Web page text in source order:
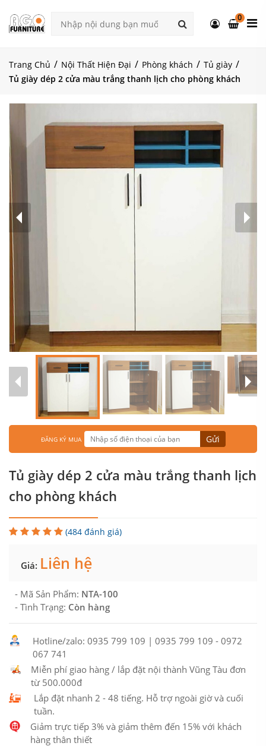
0
Trang Chủ Nội Thất Hiện Đại Phòng khách
Tủ giày
Tủ giày dép 2 cửa màu trắng thanh lịch cho phòng khách
ĐĂNG KÝ MUA Gửi
Tủ giày dép 2 cửa màu trắng thanh lịch
cho phòng khách
(484 đánh giá)
Giá: Liên hệ
- Mã Sản Phẩm: NTA-100
- Tình Trạng: Còn hàng
Hotline/zalo: 0935 799 109 | 0935 799 109 - 0972
067 741
Miễn phí giao hàng / lắp đặt nội thành Vũng Tàu đơn
từ 500.000đ
Lắp đặt nhanh 2 - 48 tiếng. Hỗ trợ ngoài giờ và cuối
tuần.
Giảm trực tiếp 3% và giảm thêm đến 15% với khách
hàng thân thiết